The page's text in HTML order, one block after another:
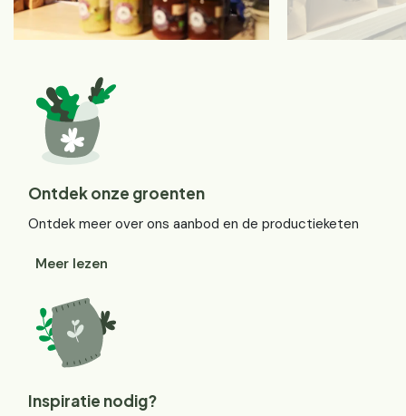
Ontdek onze groenten
Ontdek meer over ons aanbod en de productieketen
Meer lezen
Inspiratie nodig?